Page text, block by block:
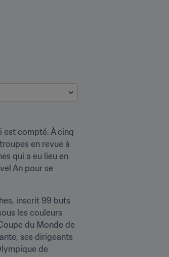
est compté. À cinq
en revue à
qui a eu lieu en
An pour se
inscrit 99 buts
les couleurs
du Monde de
ses dirigeants
de